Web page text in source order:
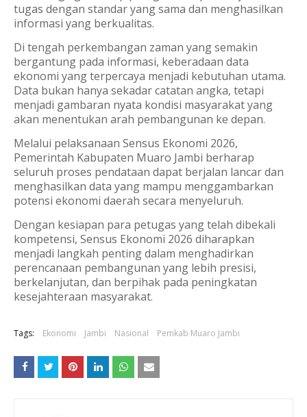
tugas dengan standar yang sama dan menghasilkan
informasi yang berkualitas.
Di tengah perkembangan zaman yang semakin
bergantung pada informasi, keberadaan data
ekonomi yang terpercaya menjadi kebutuhan utama.
Data bukan hanya sekadar catatan angka, tetapi
menjadi gambaran nyata kondisi masyarakat yang
akan menentukan arah pembangunan ke depan.
Melalui pelaksanaan Sensus Ekonomi 2026,
Pemerintah Kabupaten Muaro Jambi berharap
seluruh proses pendataan dapat berjalan lancar dan
menghasilkan data yang mampu menggambarkan
potensi ekonomi daerah secara menyeluruh.
Dengan kesiapan para petugas yang telah dibekali
kompetensi, Sensus Ekonomi 2026 diharapkan
menjadi langkah penting dalam menghadirkan
perencanaan pembangunan yang lebih presisi,
berkelanjutan, dan berpihak pada peningkatan
kesejahteraan masyarakat.
Tags: Ekonomi Jambi Nasional Pemkab Muaro Jambi